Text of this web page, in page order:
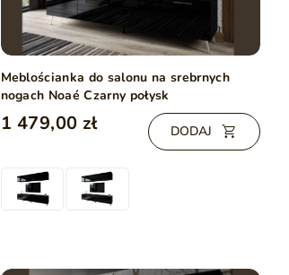
Meblościanka do salonu na srebrnych
nogach Noaé Czarny połysk
1 479,00 zł DODAJ